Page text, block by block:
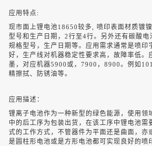
应用特点 :
现市面上锂电池18650较多
喷印表面材质镀
型号和生产日期， 2行至4行。另外还有碳酸电
规格型号，生产日期等。应用需求通常是喷印
好，生产线对机器稳定性要求高，故障率低。
墨，对应机器5900或， 7900 ， 8900。例如
精擦拭、防锈油等。
应用描述：
锂离子电池作为一种新型的绿色能源，使用领
中的后工序为包装出货，在该工序中锂电池需
式的工作方式，不管器件为平面还是曲面，亦
是圆柱形电池或是方形电池都可实现良好的喷